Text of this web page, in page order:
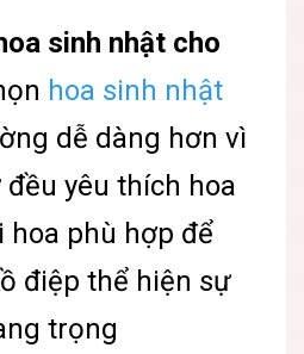
sinh nhật cho
hoa sinh nhật
dễ dàng hơn vì
yêu thích hoa
hoa phù hợp để
điệp thể hiện sự
trọng